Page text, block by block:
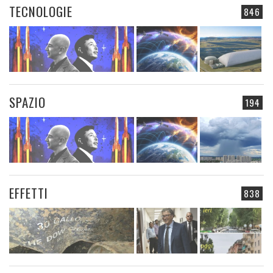
846
TECNOLOGIE
194
SPAZIO
838
EFFETTI